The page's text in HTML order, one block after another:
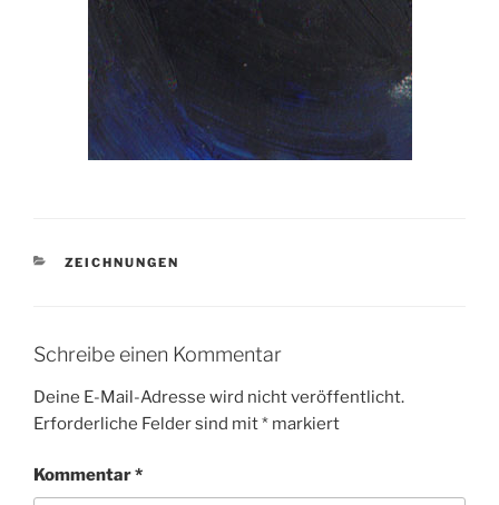
KATEGORIEN
ZEICHNUNGEN
Schreibe einen Kommentar
Deine E-Mail-Adresse wird nicht veröffentlicht.
Erforderliche Felder sind mit* markiert
Kommentar*